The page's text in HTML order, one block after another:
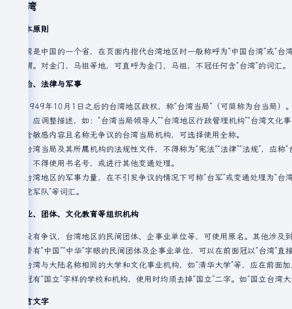
台湾
基本原则
台湾是中国的一个省，在页面内指代台湾地区时一般称呼为“中国台湾”或“
称谓。对金门、马祖等地，可直呼为金门、马祖，不冠任何含“台湾”的词汇。
政治、法律与军事
对1949年10月1日之后的台湾地区政权，称“台湾当局”（可简称为台当局）
等，应调整描述，如：“台湾当局领导人”“台湾地区行政管理机构”“台湾文化事
不含敏感内容且名称无争议的台湾当局机构，可选择使用全称。
对台湾当局及其所属机构的法规性文件，不得称为“宪法”“法律”“法规”，应
号，不得使用书名号，或进行其他变通处理。
对台湾地区的军事力量，在不引发争议的情况下可称“台军”或变通处理为“
民党军队”等词汇。
企业、团体、文化教育等组织机构
若没有争议，台湾地区的民间团体、企事业单位等，可使用原名。其他涉及
对带有“中国”“中华”字眼的民间团体及企事业单位，可以在前面冠以“台湾”直
对台湾与大陆名称相同的大学和文化事业机构，如“清华大学”等，应在前面
对冠有“国立”字样的学校和机构，使用时均须去掉“国立”二字。如“国立台湾大
语言文字